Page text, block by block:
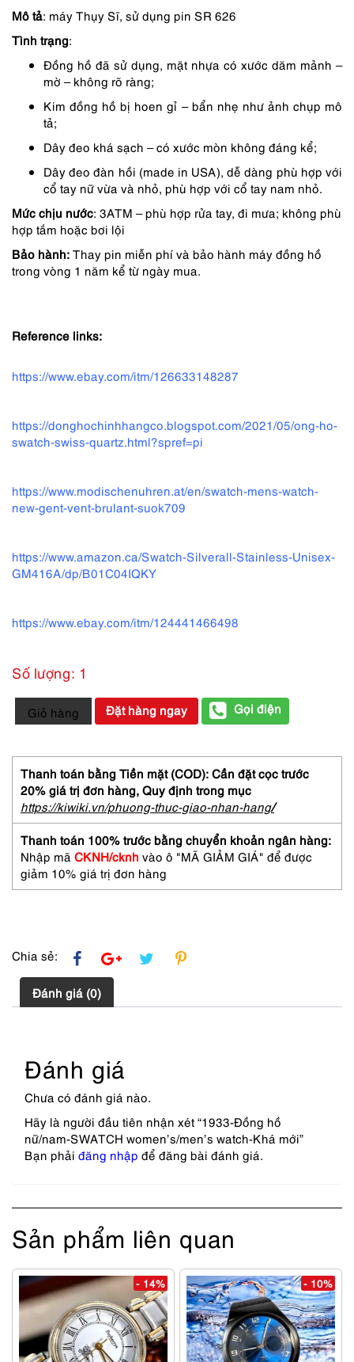
Mô tả: máy Thụy Sĩ, sử dụng pin SR 626
Tình trạng:
Đồng hồ đã sử dụng, mặt nhựa có xước dăm mảnh –
mờ – không rõ ràng;
Kim đồng hồ bị hoen gỉ – bẩn nhẹ như ảnh chụp mô
tả;
Dây đeo khá sạch – có xước mòn không đáng kể;
Dây đeo đàn hồi (made in USA), dễ dàng phù hợp với
cổ tay nữ vừa và nhỏ, phù hợp với cổ tay nam nhỏ.
Mức chịu nước: 3ATM – phù hợp rửa tay, đi mưa; không phù
hợp tắm hoặc bơi lội
Bảo hành: Thay pin miễn phí và bảo hành máy đồng hồ
trong vòng 1 năm kể từ ngày mua.
Reference links:
https://www.ebay.com/itm/126633148287
https://donghochinhhangco.blogspot.com/2021/05/ong-ho-
swatch-swiss-quartz.html?spref=pi
https://www.modischenuhren.at/en/swatch-mens-watch-
new-gent-vent-brulant-suok709
https://www.amazon.ca/Swatch-Silverall-Stainless-Unisex-
GM416A/dp/B01C04IQKY
https://www.ebay.com/itm/124441466498
Số lượng: 1
1933-
Đồng
nữ/nam-
SWATCH
women's/men's
watch-
Khá
mới
số
lượng
Giỏ hàng Đặt hàng ngay Gọi điện
Thanh toán bằng Tiền mặt (COD): Cần đặt cọc trước
20% giá trị đơn hàng, Quy định trong mục
https://kiwiki.vn/phuong-thuc-giao-nhan-hang/
Thanh toán 100% trước bằng chuyển khoản ngân hàng:
Nhập mã CKNH/cknh vào ô "MÃ GIẢM GIÁ" để được
giảm 10% giá trị đơn hàng
Chia sẻ:
Đánh giá (0)
Đánh giá
Chưa có đánh giá nào.
Hãy là người đầu tiên nhận xét “1933-Đồng hồ
nữ/nam-SWATCH women’s/men’s watch-Khá mới”
Bạn phải đăng nhập để đăng bài đánh giá.
Sản phẩm liên quan
- 14% - 10%